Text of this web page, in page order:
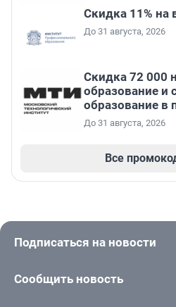
Скидка 11% на
До 31 августа, 2026
Скидка 72 000
образование и
образование в
До 31 августа, 2026
Все
Подписаться на новости
Сообщить новость